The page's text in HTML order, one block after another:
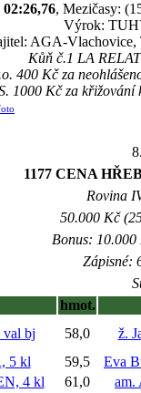
02:26,76, Mezičasy:
Výrok:
AGA-Vlachovice,
Kůň č.1 LA
400 Kč za
1000 Kč za
1177 CENA
Rovina
50.000 Kč
Bonus:
Zápisné:
hmot.
bj 58,0
ž.
5 kl 59,5
Eva
4 kl 61,0
am.